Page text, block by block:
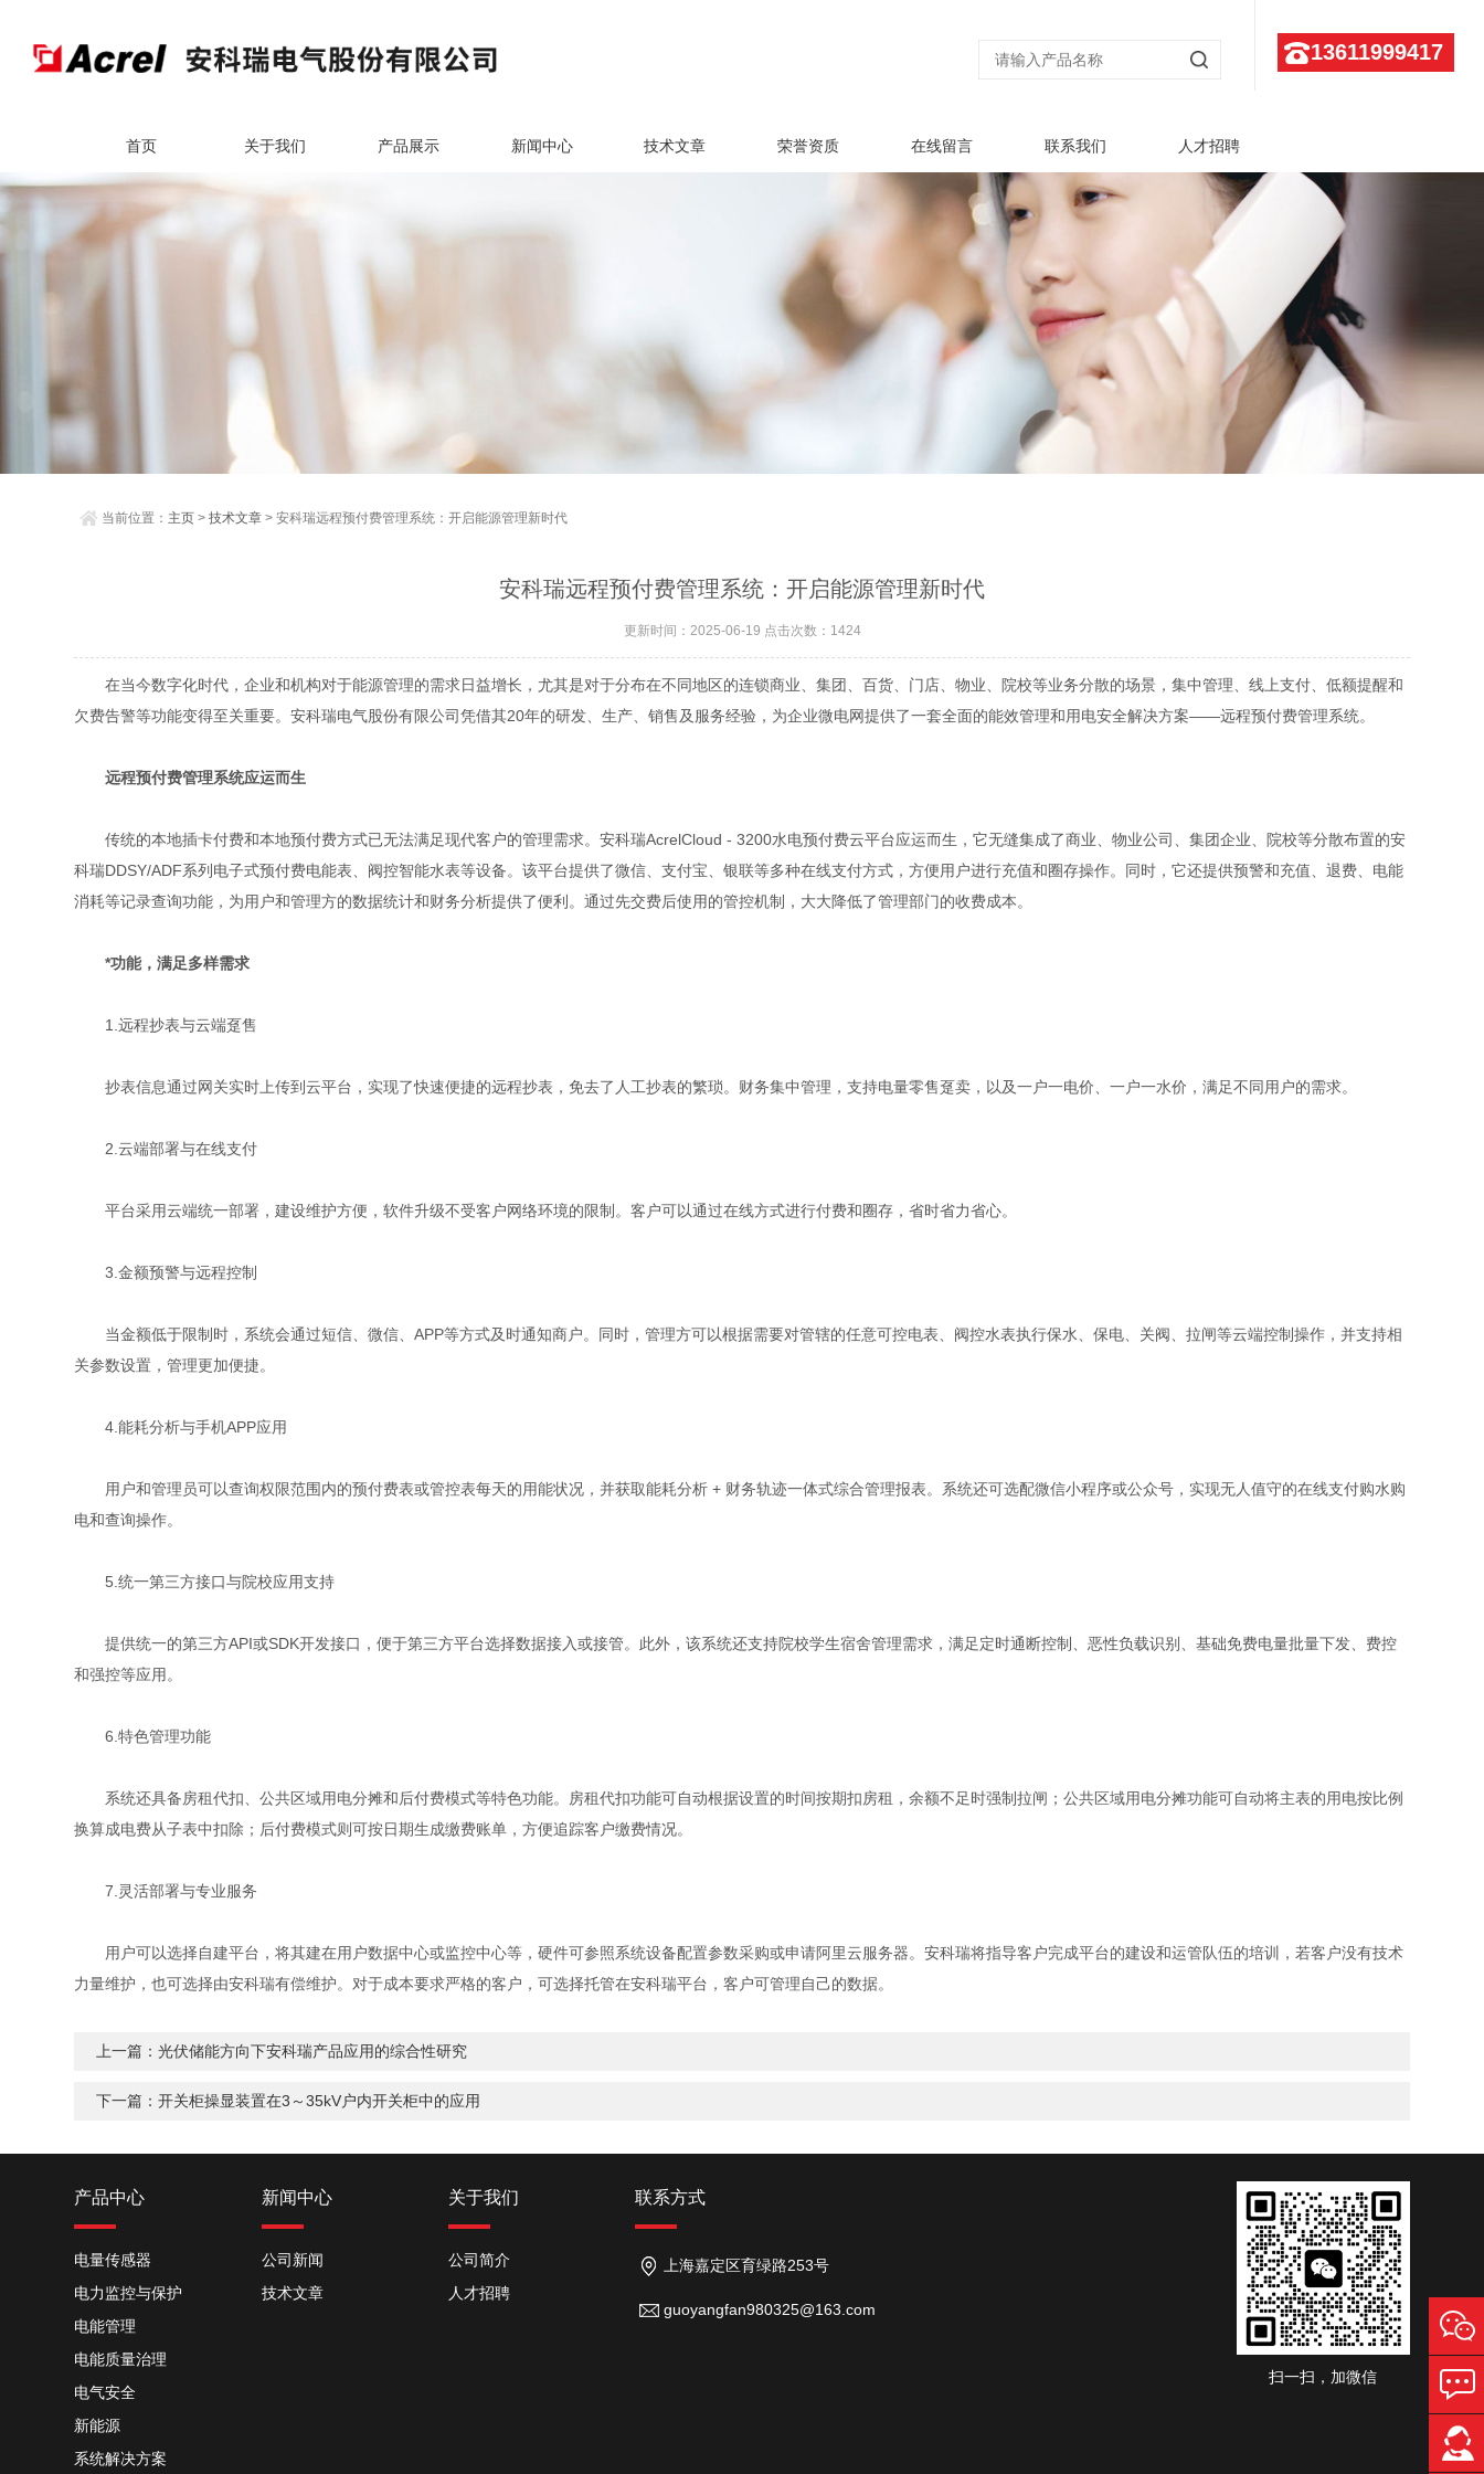
13611999417
首页 关于我们 产品展示 新闻中心 技术文章 荣誉资质 在线留言 联系我们 人才招聘
当前位置： 主页 >技术文章 > 安科瑞远程预付费管理系统：开启能源管理新时代
安科瑞远程预付费管理系统：开启能源管理新时代
更新时间：2025-06-19 点击次数：1424
在当今数字化时代，企业和机构对于能源管理的需求日益增长，尤其是对于分布在不同地区的连锁商业、集团、百货、门店、物业、院校等业务分散的场景，集中管理、线上支付、低额提醒和
欠费告警等功能变得至关重要。安科瑞电气股份有限公司凭借其20年的研发、生产、销售及服务经验，为企业微电网提供了一套全面的能效管理和用电安全解决方案——远程预付费管理系统。
远程预付费管理系统应运而生
传统的本地插卡付费和本地预付费方式已无法满足现代客户的管理需求。安科瑞AcrelCloud - 3200水电预付费云平台应运而生，它无缝集成了商业、物业公司、集团企业、院校等分散布置的安
科瑞DDSY/ADF系列电子式预付费电能表、阀控智能水表等设备。该平台提供了微信、支付宝、银联等多种在线支付方式，方便用户进行充值和圈存操作。同时，它还提供预警和充值、退费、电能
消耗等记录查询功能，为用户和管理方的数据统计和财务分析提供了便利。通过先交费后使用的管控机制，大大降低了管理部门的收费成本。
*功能，满足多样需求
1.远程抄表与云端趸售
抄表信息通过网关实时上传到云平台，实现了快速便捷的远程抄表，免去了人工抄表的繁琐。财务集中管理，支持电量零售趸卖，以及一户一电价、一户一水价，满足不同用户的需求。
2.云端部署与在线支付
平台采用云端统一部署，建设维护方便，软件升级不受客户网络环境的限制。客户可以通过在线方式进行付费和圈存，省时省力省心。
3.金额预警与远程控制
当金额低于限制时，系统会通过短信、微信、APP等方式及时通知商户。同时，管理方可以根据需要对管辖的任意可控电表、阀控水表执行保水、保电、关阀、拉闸等云端控制操作，并支持相
关参数设置，管理更加便捷。
4.能耗分析与手机APP应用
用户和管理员可以查询权限范围内的预付费表或管控表每天的用能状况，并获取能耗分析 + 财务轨迹一体式综合管理报表。系统还可选配微信小程序或公众号，实现无人值守的在线支付购水购
电和查询操作。
5.统一第三方接口与院校应用支持
提供统一的第三方API或SDK开发接口，便于第三方平台选择数据接入或接管。此外，该系统还支持院校学生宿舍管理需求，满足定时通断控制、恶性负载识别、基础免费电量批量下发、费控
和强控等应用。
6.特色管理功能
系统还具备房租代扣、公共区域用电分摊和后付费模式等特色功能。房租代扣功能可自动根据设置的时间按期扣房租，余额不足时强制拉闸；公共区域用电分摊功能可自动将主表的用电按比例
换算成电费从子表中扣除；后付费模式则可按日期生成缴费账单，方便追踪客户缴费情况。
7.灵活部署与专业服务
用户可以选择自建平台，将其建在用户数据中心或监控中心等，硬件可参照系统设备配置参数采购或申请阿里云服务器。安科瑞将指导客户完成平台的建设和运管队伍的培训，若客户没有技术
力量维护，也可选择由安科瑞有偿维护。对于成本要求严格的客户，可选择托管在安科瑞平台，客户可管理自己的数据。
上一篇：光伏储能方向下安科瑞产品应用的综合性研究
下一篇：开关柜操显装置在3～35kV户内开关柜中的应用
产品中心
电量传感器
电力监控与保护
电能管理
电能质量治理
电气安全
新能源
系统解决方案
新闻中心
公司新闻
技术文章
关于我们
公司简介
人才招聘
联系方式
上海嘉定区育绿路253号
guoyangfan980325@163.com
扫一扫，加微信